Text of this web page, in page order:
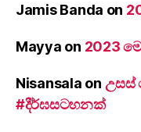
Jamis Banda on
Mayya on 2023
Nisansala on උසස්
#දීර්ඝසටහනක්